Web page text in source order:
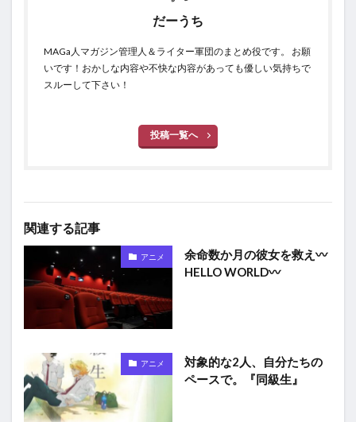
だーうち
MAGa人マガジン管理人＆ライター軍団のまとめ役です。 お願
いです！おかしな内容や不快な内容があっても優しい気持ちで
スルーして下さい！
投稿一覧へ
関連する記事
アニメ
余命数か月の彼女を救え〰
HELLO WORLD〰
アニメ
対象的な2人、自分たちの
ペースで。『同級生』